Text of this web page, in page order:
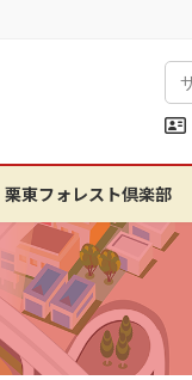
栗東フォレスト倶楽部